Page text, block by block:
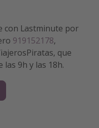
con Lastminute por
919152178,
que
9h y las 18h.